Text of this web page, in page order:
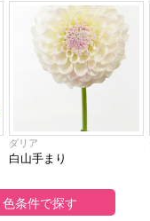
ダリア
白山手まり